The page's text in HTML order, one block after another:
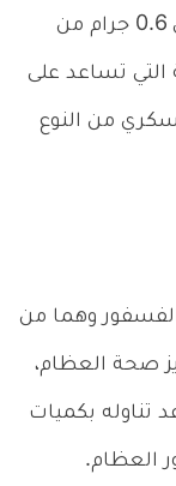
يحتوي كوب من الكيل الطازج على حوالي 0.6 جرام من
التي تساعد على
من النوع
وهما من
صحة العظام،
تناوله بكميات
العظام.